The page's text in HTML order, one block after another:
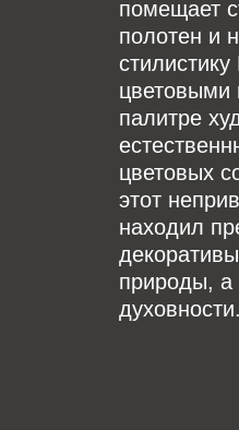
помещает
полотен и
цветовыми
палитре
цветовых
этот
находил
природы, а